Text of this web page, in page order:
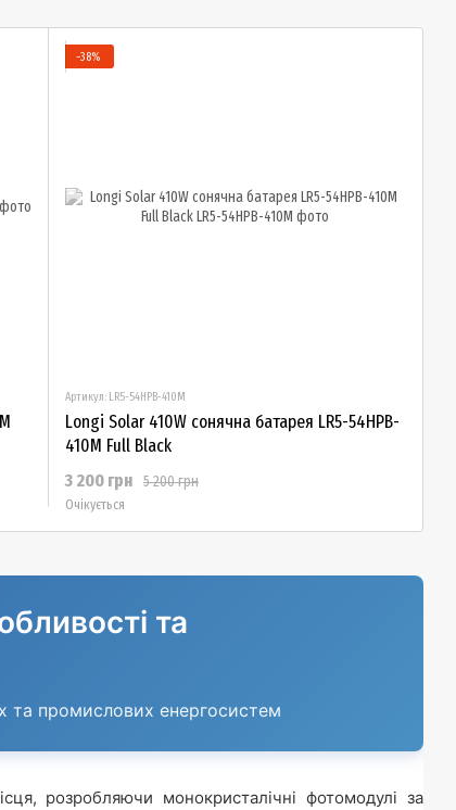
та
та промислових енергосистем
розробляючи монокристалічні фотомодулі за
−38%
Артикул: LR5-54HPB-410M
Longi Solar 410W сонячна батарея LR5-54HPB-
410M Full Black
5 200 грн
3 200 грн
Очікується